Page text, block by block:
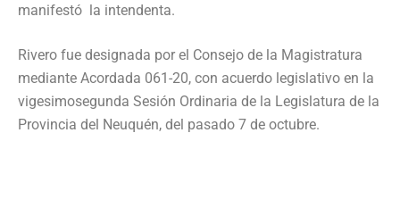
manifestó la intendenta.
Rivero fue designada por el Consejo de la Magistratura
mediante Acordada 061-20, con acuerdo legislativo en la
vigesimosegunda Sesión Ordinaria de la Legislatura de la
Provincia del Neuquén, del pasado 7 de octubre.